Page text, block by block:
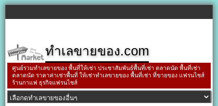
ทำเลขายของ.com
ศูนย์รวมทำเลขายของ พื้นที่ให้เช่า ประชาสัมพันธ์พื้นที่เช่า ตลาดนัด พื้นที่เช่า
ตลาดนัด ราคาค่าเช่าพื้นที่ ให้เช่าทำเลขายของ พื้นที่เช่า ที่ขายของ แฟรนไชส์
ร้านกาแฟ ธุรกิจแฟรนไชส์